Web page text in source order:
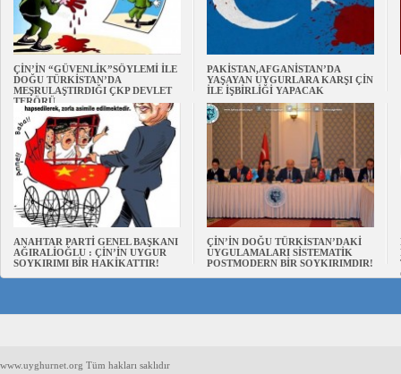
ÇİN’İN “GÜVENLİK”SÖYLEMİ İLE
DOĞU TÜRKİSTAN’DA
MEŞRULAŞTIRDIĞI ÇKP DEVLET
TERÖRÜ
PAKİSTAN,AFGANİSTAN’DA
YAŞAYAN UYGURLARA KARŞI ÇİN
İLE İŞBİRLİĞİ YAPACAK
ANAHTAR PARTİ GENEL BAŞKANI
AĞIRALİOĞLU : ÇİN’İN UYGUR
SOYKIRIMI BİR HAKİKATTIR!
ÇİN’İN DOĞU TÜRKİSTAN’DAKİ
UYGULAMALARI SİSTEMATİK
POSTMODERN BİR SOYKIRIMDIR!
www.uyghurnet.org Tüm hakları saklıdır